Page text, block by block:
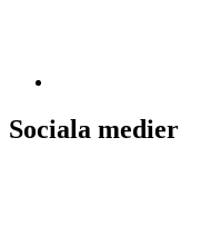
Sociala medier